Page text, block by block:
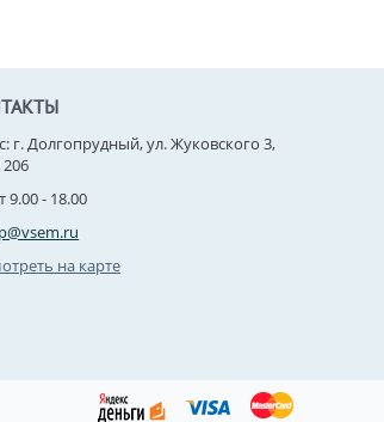
г. Долгопрудный, ул. Жуковского 3,
9.00 - 18.00
на карте